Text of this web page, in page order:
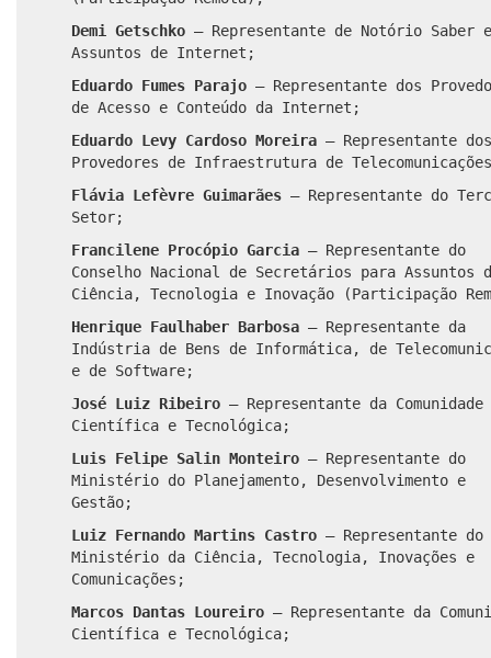
Demi Getschko – Representante de Notório Saber
Assuntos de Internet;
Eduardo Fumes Parajo – Representante dos
de Acesso e Conteúdo da Internet;
Eduardo Levy Cardoso Moreira – Representante dos
Provedores de Infraestrutura de
Flávia Lefèvre Guimarães – Representante do
Setor;
Francilene Procópio Garcia – Representante do
Conselho Nacional de Secretários para Assuntos
Ciência, Tecnologia e Inovação (Participação
Henrique Faulhaber Barbosa – Representante da
Indústria de Bens de Informática, de
e de Software;
José Luiz Ribeiro – Representante da Comunidade
Científica e Tecnológica;
Luis Felipe Salin Monteiro – Representante do
Ministério do Planejamento, Desenvolvimento e
Gestão;
Luiz Fernando Martins Castro – Representante do
Ministério da Ciência, Tecnologia, Inovações e
Comunicações;
Marcos Dantas Loureiro – Representante da
Científica e Tecnológica;